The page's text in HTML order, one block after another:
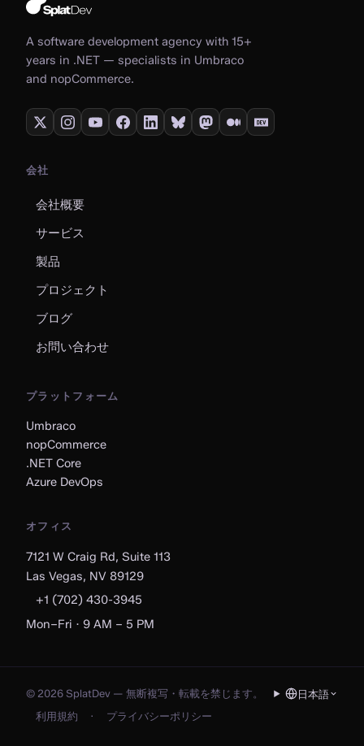
A software development agency with 15+
years in .NET — specialists in Umbraco
and nopCommerce.
会社
会社概要
サービス
製品
プロジェクト
ブログ
お問い合わせ
プラットフォーム
Umbraco
nopCommerce
.NET Core
Azure DevOps
オフィス
7121 W Craig Rd, Suite 113
Las Vegas, NV 89129
+1 (702) 430-3945
Mon–Fri · 9 AM – 5 PM
© 2026 SplatDev — 無断複写・転載を禁じます。
日本語
利用規約
· プライバシーポリシー